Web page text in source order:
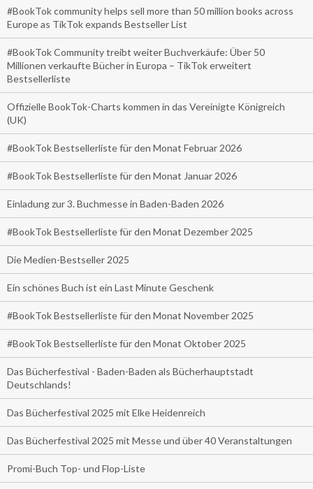
#BookTok community helps sell more than 50 million books across
Europe as TikTok expands Bestseller List
#BookTok Community treibt weiter Buchverkäufe: Über 50
Millionen verkaufte Bücher in Europa – TikTok erweitert
Bestsellerliste
Offizielle BookTok-Charts kommen in das Vereinigte Königreich
(UK)
#BookTok Bestsellerliste für den Monat Februar 2026
#BookTok Bestsellerliste für den Monat Januar 2026
Einladung zur 3. Buchmesse in Baden-Baden 2026
#BookTok Bestsellerliste für den Monat Dezember 2025
Die Medien-Bestseller 2025
Ein schönes Buch ist ein Last Minute Geschenk
#BookTok Bestsellerliste für den Monat November 2025
#BookTok Bestsellerliste für den Monat Oktober 2025
Das Bücherfestival - Baden-Baden als Bücherhauptstadt
Deutschlands!
Das Bücherfestival 2025 mit Elke Heidenreich
Das Bücherfestival 2025 mit Messe und über 40 Veranstaltungen
Promi-Buch Top- und Flop-Liste